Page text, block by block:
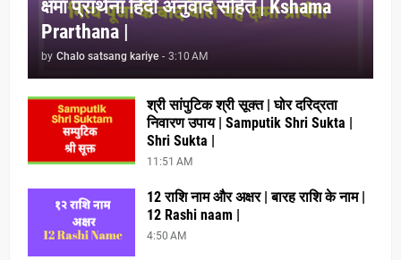
क्षमा प्रार्थना हिंदी अनुवाद सहित | Kshama
Prarthana |
by Chalo satsang kariye - 3:10 AM
श्री सांपुटिक श्री सूक्त | घोर दरिद्रता
निवारण उपाय | Samputik Shri Sukta |
Shri Sukta |
11:51 AM
12 राशि नाम और अक्षर | बारह राशि के नाम |
12 Rashi naam |
4:50 AM